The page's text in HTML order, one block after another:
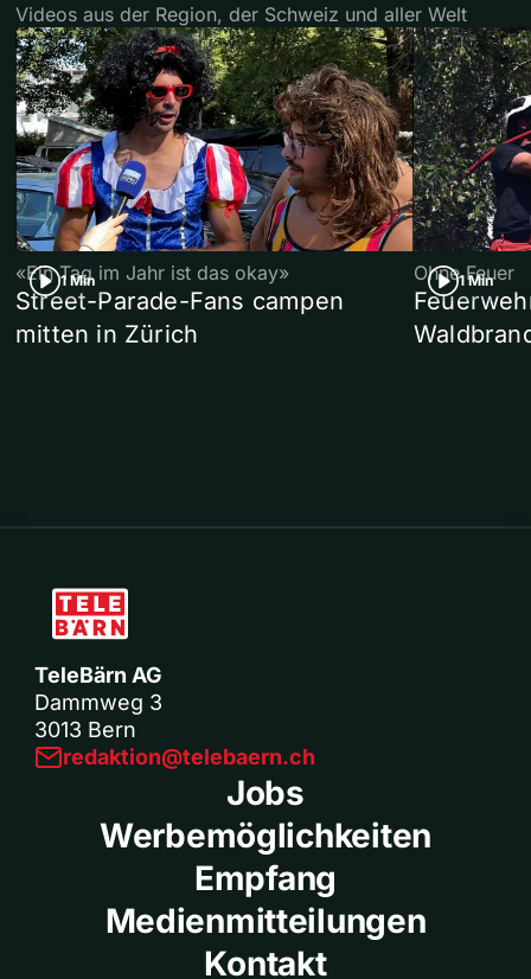
Videos aus der Region, der Schweiz und aller Welt
1 Min
«Ein Tag im Jahr ist das okay»
Street-Parade-Fans campen
mitten in Zürich
1 Min
Ohne Feuer
TeleBärn AG
Dammweg 3
3013 Bern
redaktion@telebaern.ch
Jobs
Werbemöglichkeiten
Empfang
Medienmitteilungen
Kontakt